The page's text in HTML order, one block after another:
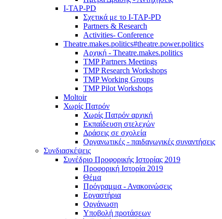
I-TAP-PD
Σχετικά με το I-TAP-PD
Partners & Research
Activities- Conference
Theatre.makes.politics#theatre.power.politics
Αρχική - Theatre.makes.politics
TMP Partners Meetings
TMP Research Workshops
TMP Working Groups
TMP Pilot Workshops
Moltoir
Χωρίς Πατρόν
Χωρίς Πατρόν αρχική
Εκπαίδευση στελεχών
Δράσεις σε σχολεία
Οργανωτικές - παιδαγωγικές συναντήσεις
Συνδιασκέψεις
Συνέδριο Προφορικής Ιστορίας 2019
Προφορική Ιστορία 2019
Θέμα
Πρόγραμμα - Ανακοινώσεις
Εργαστήρια
Οργάνωση
Υποβολή προτάσεων